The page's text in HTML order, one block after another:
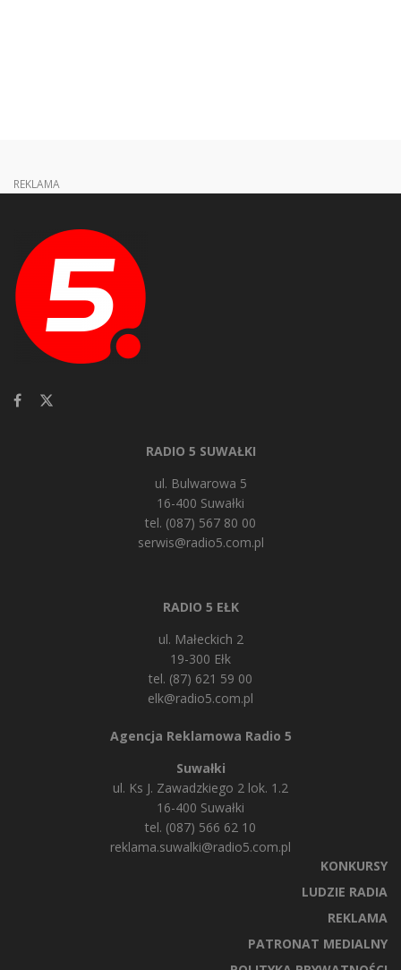
REKLAMA
RADIO 5 SUWAŁKI
ul. Bulwarowa 5
16-400 Suwałki
tel. (087) 567 80 00
serwis@radio5.com.pl
RADIO 5 EŁK
ul. Małeckich 2
19-300 Ełk
tel. (87) 621 59 00
elk@radio5.com.pl
Agencja Reklamowa Radio 5
Suwałki
ul. Ks J. Zawadzkiego 2 lok. 1.2
16-400 Suwałki
tel. (087) 566 62 10
reklama.suwalki@radio5.com.pl
KONKURSY
LUDZIE RADIA
REKLAMA
PATRONAT MEDIALNY